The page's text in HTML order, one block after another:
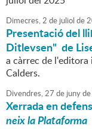
Dimecres,2 de juliol de
Presentació del
Ditlevsen" de
a càrrec de
Calders.
Divendres,27 de junyde
Xerrada en
neix la Plataforma